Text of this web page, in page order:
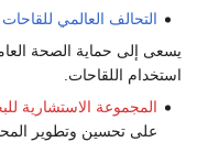
التحالف العالمي
يسعى إلى حماية الصحة
استخدام اللقاحات.
المجموعة الاستشارية
على تحسين وتطوير